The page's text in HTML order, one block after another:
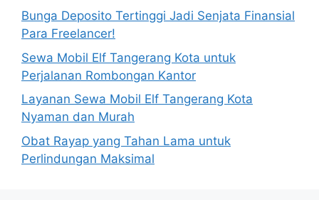
Bunga Deposito Tertinggi Jadi Senjata Finansial
Para Freelancer!
Sewa Mobil Elf Tangerang Kota untuk
Perjalanan Rombongan Kantor
Layanan Sewa Mobil Elf Tangerang Kota
Nyaman dan Murah
Obat Rayap yang Tahan Lama untuk
Perlindungan Maksimal